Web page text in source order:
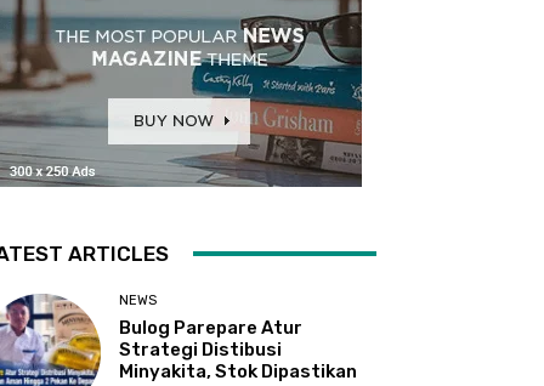
ARTICLES
NEWS
Bulog Parepare Atur
Strategi Distibusi
Minyakita, Stok Dipastikan